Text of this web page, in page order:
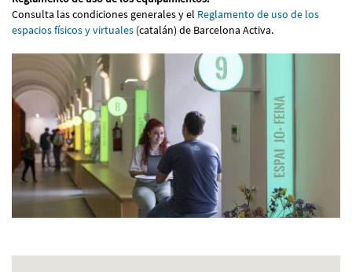
Consulta las condiciones generales y el Reglamento de uso de los
espacios físicos y virtuales (catalán) de Barcelona Activa.